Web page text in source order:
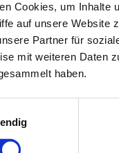
Cookies, um Inhalte
auf unsere Website
Partner für
mit weiteren Daten
haben.
ein exklusiver
und
die perfekte
einem einmaligen
Wohntraum
einer der schönsten